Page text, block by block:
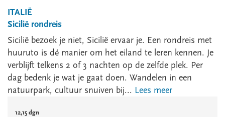
ITALIË
Sicilië rondreis
Sicilië bezoek je niet, Sicilië ervaar je. Een rondreis met
huuruto is dé manier om het eiland te leren kennen. Je
verblijft telkens 2 of 3 nachten op de zelfde plek. Per
dag bedenk je wat je gaat doen. Wandelen in een
natuurpark, cultuur snuiven bij... Lees meer
12,15 dgn